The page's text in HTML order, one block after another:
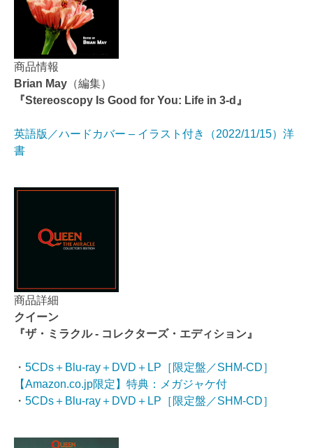
商品情報
Brian May （編集）
『Stereoscopy Is Good for You: Life in 3-d』
英語版／ハードカバー – イラスト付き（2022/11/15）洋
書
商品詳細
クイーン
『ザ・ミラクル - コレクターズ・エディション』
・ 5CDs＋Blu-ray＋DVD＋LP［限定盤／SHM-CD］
【Amazon.co.jp限定】特典：メガジャケ付
・ 5CDs＋Blu-ray＋DVD＋LP［限定盤／SHM-CD］